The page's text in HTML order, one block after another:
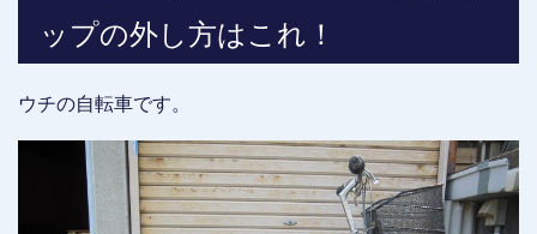
ップの外し方はこれ！
ウチの自転車です。